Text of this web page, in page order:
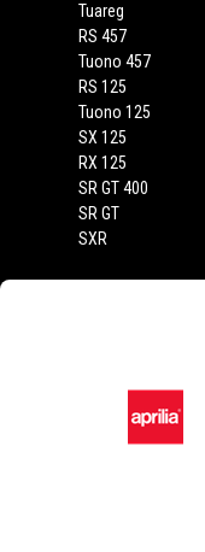
Tuareg
RS 457
Tuono 457
RS 125
Tuono 125
SX 125
RX 125
SR GT 400
SR GT
SXR